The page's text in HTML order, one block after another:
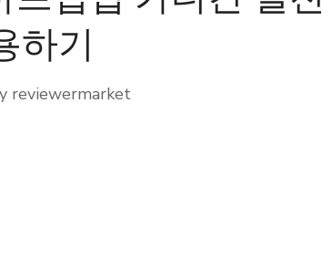
하기
reviewermarket